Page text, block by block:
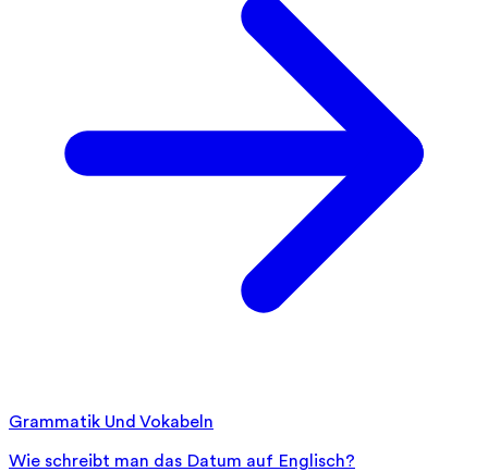
Grammatik Und Vokabeln
Wie schreibt man das Datum auf Englisch?